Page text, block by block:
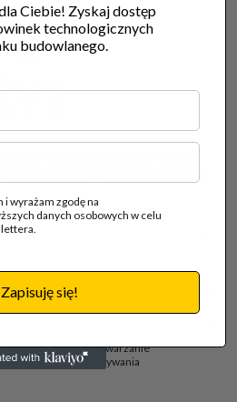
Z
Zyskaj dostęp do wiedzy,
zgodę na przetwarzanie
w celu otrzymywania
Ciebie! Zyskaj dostęp
technologicznych
budowlanego.
wyrażam zgodę na
danych osobowych w celu
Zapisuję się!